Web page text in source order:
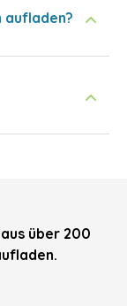
aufladen?
über 200